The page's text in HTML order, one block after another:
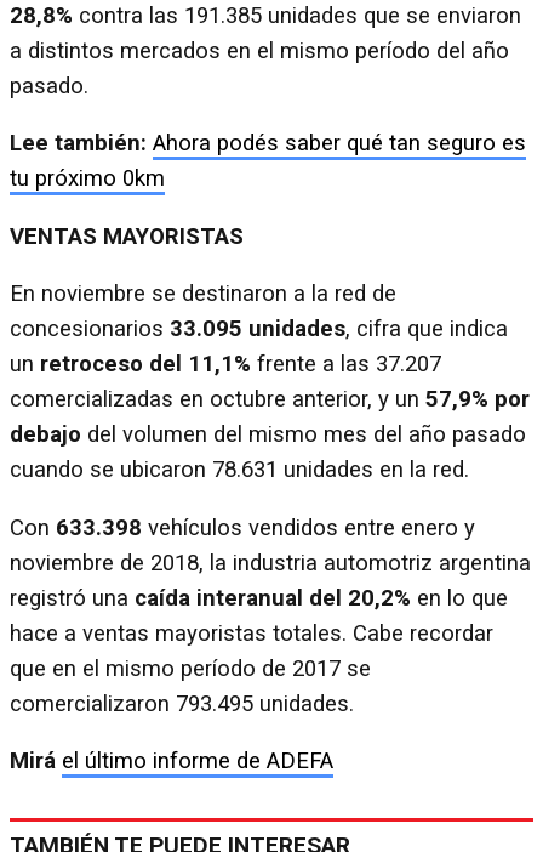
28,8% contra las 191.385 unidades que se enviaron
a distintos mercados en el mismo período del año
pasado.
Lee también: Ahora podés saber qué tan seguro es
tu próximo 0km
VENTAS MAYORISTAS
En noviembre se destinaron a la red de
concesionarios 33.095 unidades, cifra que indica
un retroceso del 11,1% frente a las 37.207
comercializadas en octubre anterior, y un 57,9% por
debajo del volumen del mismo mes del año pasado
cuando se ubicaron 78.631 unidades en la red.
Con 633.398 vehículos vendidos entre enero y
noviembre de 2018, la industria automotriz argentina
registró una caída interanual del 20,2% en lo que
hace a ventas mayoristas totales. Cabe recordar
que en el mismo período de 2017 se
comercializaron 793.495 unidades.
Mirá el último informe de ADEFA
TAMBIÉN TE PUEDE INTERESAR